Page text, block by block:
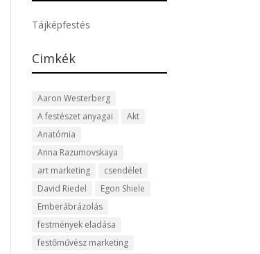
Tájképfestés
Cimkék
Aaron Westerberg
A festészet anyagai
Akt
Anatómia
Anna Razumovskaya
art marketing
csendélet
David Riedel
Egon Shiele
Emberábrázolás
festmények eladása
festőművész marketing